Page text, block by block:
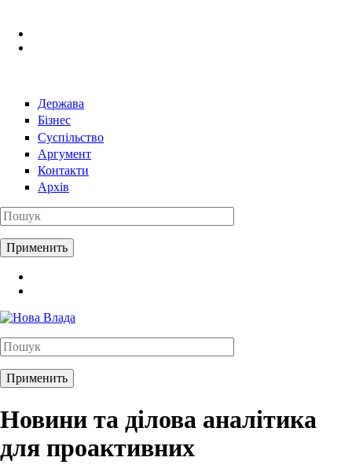
Держава
Бізнес
Суспільство
Аргумент
Контакти
Архів
Новини та ділова аналітика
для проактивних